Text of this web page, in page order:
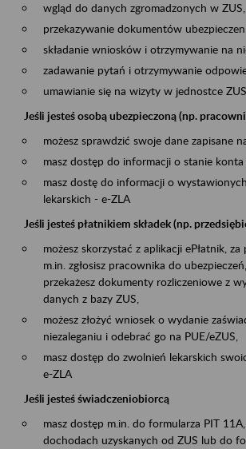
wgląd do danych zgromadzonych w ZUS,
przekazywanie dokumentów
składanie wniosków i otrzymywanie na
zadawanie pytań i otrzymywanie
umawianie się na wizyty w jednostce
Jeśli jesteś osobą ubezpieczoną (np.
możesz sprawdzić swoje dane zapisane
masz dostęp do informacji o stanie konta
masz dostę do informacji o
lekarskich - e-ZLA
Jeśli jesteś płatnikiem składek (np.
możesz skorzystać z aplikacji ePłatnik,
m.in. zgłosisz pracownika do
przekażesz dokumenty rozliczeniowe z
danych z bazy ZUS,
możesz złożyć wniosek o wydanie
niezaleganiu i odebrać go na PUE/eZUS,
masz dostęp do zwolnień lekarskich
e-ZLA
Jeśli jesteś świadczeniobiorcą
masz dostęp m.in. do formularza PIT
dochodach uzyskanych od ZUS lub do